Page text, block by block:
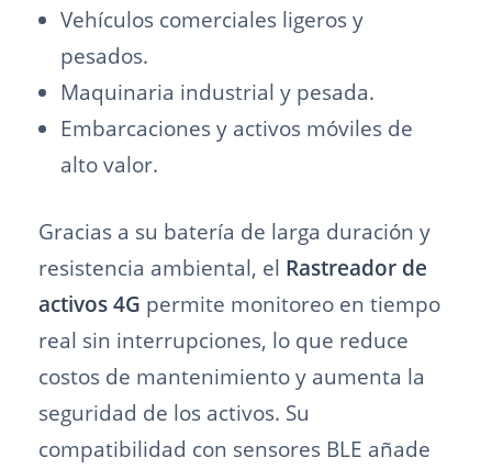
Vehículos comerciales ligeros y
pesados.
Maquinaria industrial y pesada.
Embarcaciones y activos móviles de
alto valor.
Gracias a su batería de larga duración y
resistencia ambiental, el Rastreador de
activos 4G permite monitoreo en tiempo
real sin interrupciones, lo que reduce
costos de mantenimiento y aumenta la
seguridad de los activos. Su
compatibilidad con sensores BLE añade